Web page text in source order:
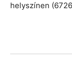
helyszínen